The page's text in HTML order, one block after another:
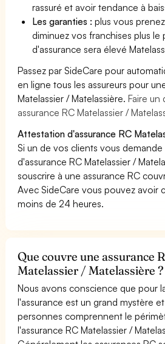
rassuré et avoir tendance à
Les garanties :plus vous
diminuez vos franchises plus
d'assurance sera élevé
Passez par SideCare pour
en ligne tous les assureurs pour
Matelassier / Matelassière.Faire un
assurance RC Matelassier /
Attestation d'assurance RC
Si un de vos clients vous
d'assurance RC Matelassier /
souscrire à une assurance RC
Avec SideCare vous pouvez avoir
moins de 24 heures.
Que couvre une assurance
Matelassier / Matelassière ?
Nous avons conscience que pour
l'assurance est un grand mystère
personnes comprennent le
l'assurance RC Matelassier /